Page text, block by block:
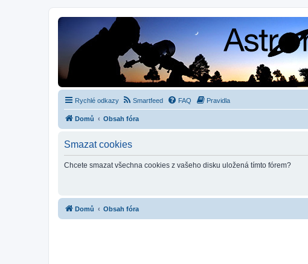
Rychlé odkazy Smartfeed FAQ Pravidla
Domů Obsah fóra
Smazat cookies
Chcete smazat všechna cookies z vašeho disku uložená tímto fórem?
Domů Obsah fóra